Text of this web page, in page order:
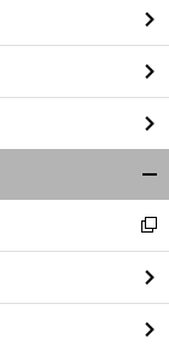
閉
る
新
し
い
ウ
ィ